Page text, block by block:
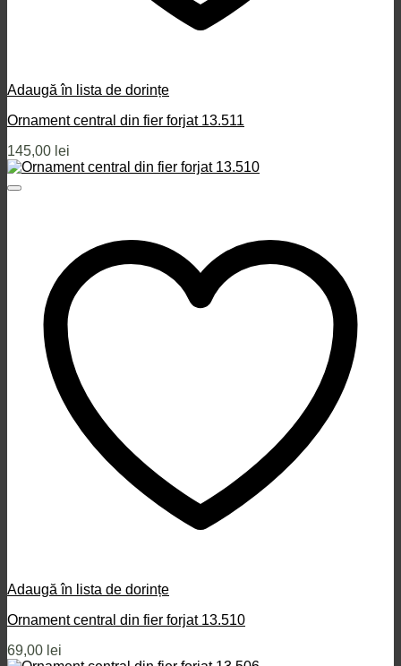
Adaugă în lista de dorințe
Ornament central din fier forjat 13.511
145,00 lei
Adaugă în lista de dorințe
Ornament central din fier forjat 13.510
69,00 lei